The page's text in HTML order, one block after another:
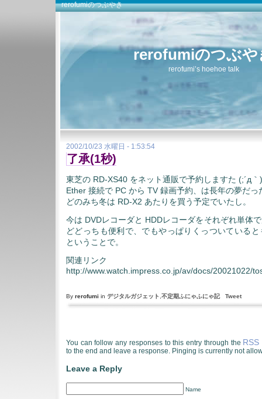
rerofumiのつぶやき
rerofumiのつぶや
rerofumi’s hoehoe talk
2002/10/23 水曜日 - 1:53:54
了承(1秒)
東芝の RD-XS40 をネット通販で予約しますた (;´д｀)
Ether 接続で PC から TV 録画予約、は長年の夢だっ
どのみち冬は RD-X2 あたりを買う予定でいたし。
今は DVDレコーダと HDDレコーダをそれぞれ単体
どどっちも便利で、でもやっぱりくっついている
ということで。
関連リンク
http://www.watch.impress.co.jp/av/docs/20021022/
By rerofumi in デジタルガジェット 不定期ふにゃふにゃ記 Tweet
You can follow any responses to this entry through the RSS
to the end and leave a response. Pinging is currently not
Leave a Reply
Name